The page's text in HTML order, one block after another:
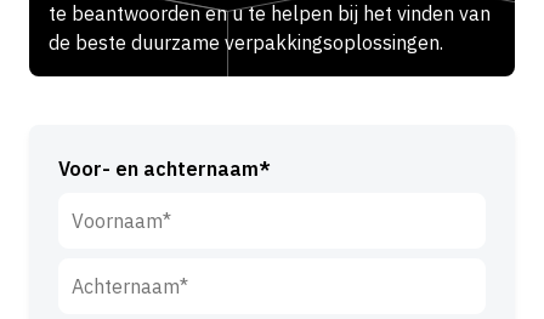
Voor- en achternaam*
te beantwoorden en u te helpen bij het vinden van
de beste duurzame verpakkingsoplossingen.